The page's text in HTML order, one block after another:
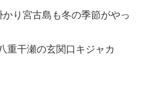
り宮古島も冬の季節がやっ
重干瀬の玄関口キジャカ